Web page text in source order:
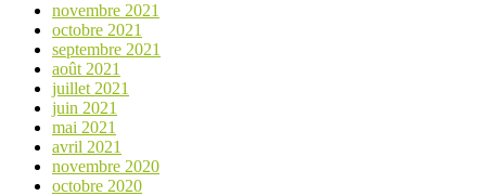
novembre 2021
octobre 2021
septembre 2021
août 2021
juillet 2021
juin 2021
mai 2021
avril 2021
novembre 2020
octobre 2020